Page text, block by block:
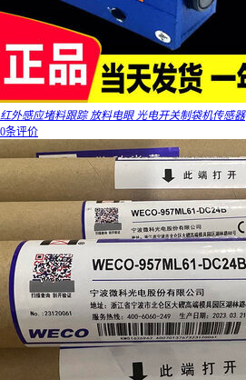
红外感应堵料跟踪 放料电眼 光电开关制袋机传感器
0条评价